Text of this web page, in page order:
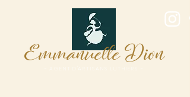
EmmanuelleDion